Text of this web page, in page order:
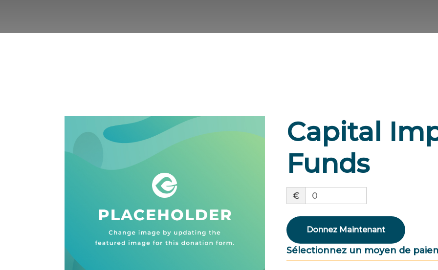
Capital
Funds
€ 0
Donnez Maintenant
Sélectionnez un moyen de